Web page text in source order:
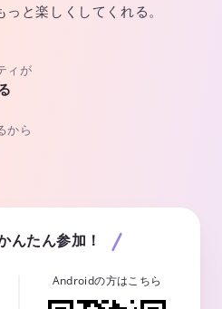
と楽しくしてくれる。
ィが
から
んたん参加！
Androidの方はこちら